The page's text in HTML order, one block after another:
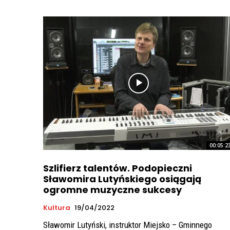
Szlifierz talentów. Podopieczni
Sławomira Lutyńskiego osiągają
ogromne muzyczne sukcesy
Kultura 19/04/2022
Sławomir Lutyński, instruktor Miejsko – Gminnego